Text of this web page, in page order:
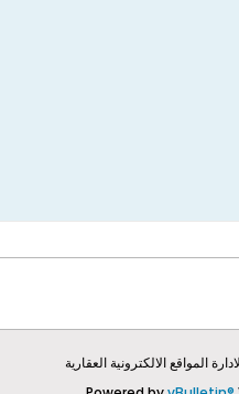
المواقع الالكترونية العقارية